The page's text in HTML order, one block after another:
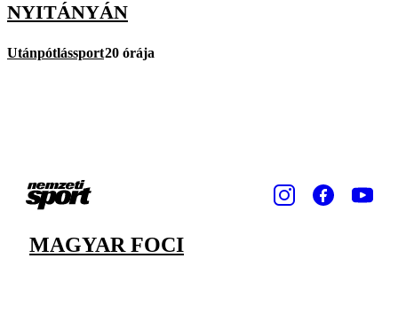
NYITÁNYÁN
Utánpótlássport20 órája
MAGYAR FOCI